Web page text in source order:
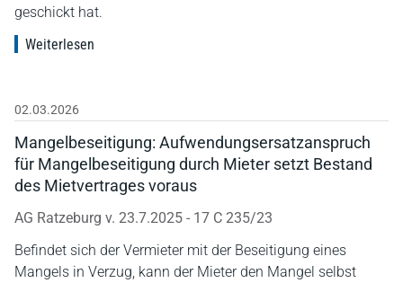
geschickt hat.
Weiterlesen
02.03.2026
Mangelbeseitigung: Aufwendungsersatzanspruch
für Mangelbeseitigung durch Mieter setzt Bestand
des Mietvertrages voraus
AG Ratzeburg v. 23.7.2025 - 17 C 235/23
Befindet sich der Vermieter mit der Beseitigung eines
Mangels in Verzug, kann der Mieter den Mangel selbst